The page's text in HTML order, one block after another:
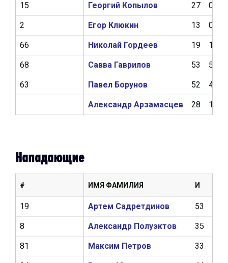
Георгий Копылов 27 0
Егор Клюкин 13 0
Николай Гордеев 19 1
Савва Гаврилов 53 5
Павел Борунов 52 4
Александр Арзамасцев 28 1
15
2
66
68
63
Нападающие
ИМЯ ФАМИЛИЯ И
Артем Садретдинов 53
Александр Полуэктов 35
Максим Петров 33
#
19
8
81